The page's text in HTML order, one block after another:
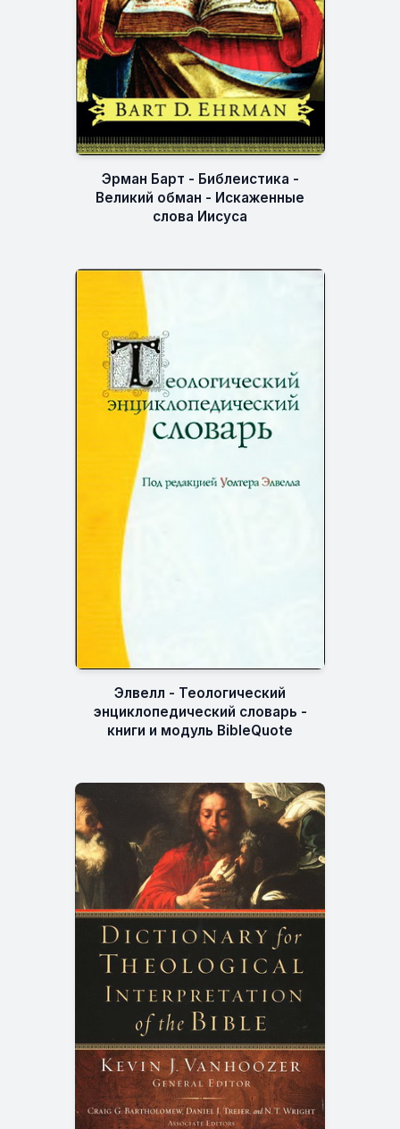
Эрман Барт - Библеистика -
Великий обман - Искаженные
слова Иисуса
Элвелл - Теологический
энциклопедический словарь -
книги и модуль BibleQuote